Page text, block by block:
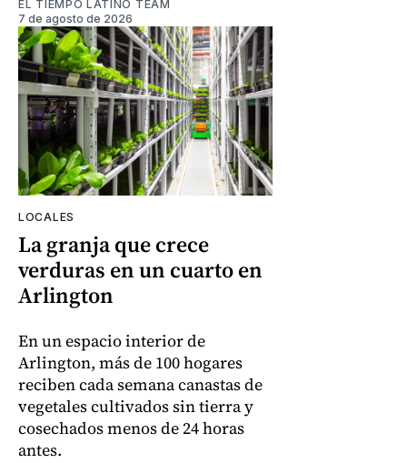
EL TIEMPO LATINO TEAM
7 de agosto de 2026
LOCALES
La granja que crece
verduras en un cuarto en
Arlington
En un espacio interior de
Arlington, más de 100 hogares
reciben cada semana canastas de
vegetales cultivados sin tierra y
cosechados menos de 24 horas
antes.